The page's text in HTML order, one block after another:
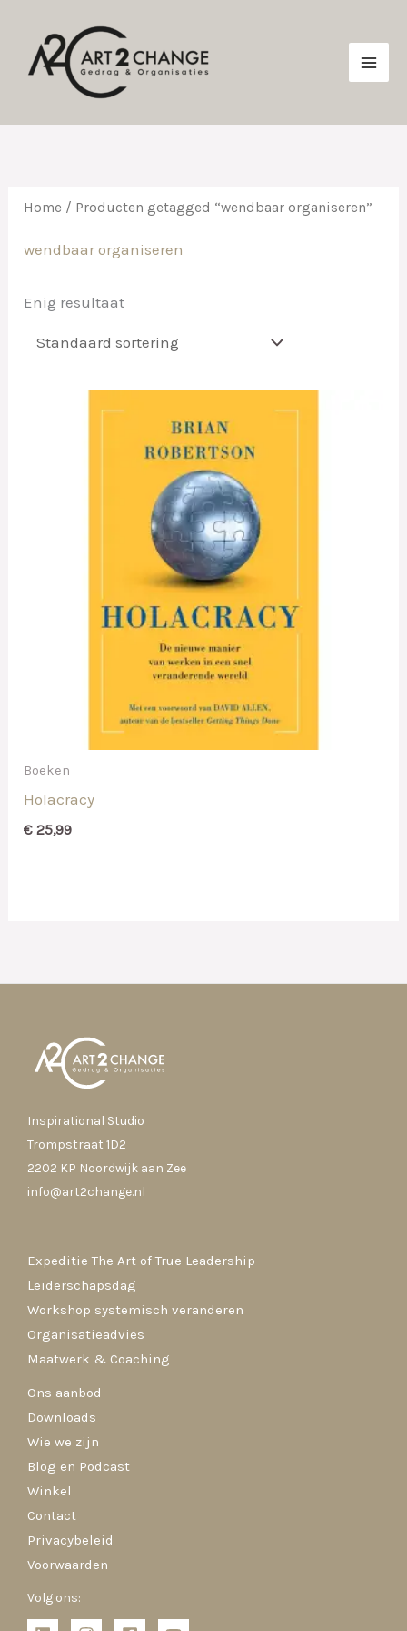
Home / Producten getagged “wendbaar organiseren”
wendbaar organiseren
Enig resultaat
Boeken
Holacracy
€ 25,99
Inspirational Studio
Trompstraat 1D2
2202 KP Noordwijk aan Zee
info@art2change.nl
Expeditie The Art of True Leadership
Leiderschapsdag
Workshop systemisch veranderen
Organisatieadvies
Maatwerk & Coaching
Ons aanbod
Downloads
Wie we zijn
Blog en Podcast
Winkel
Contact
Privacybeleid
Voorwaarden
Volg ons: